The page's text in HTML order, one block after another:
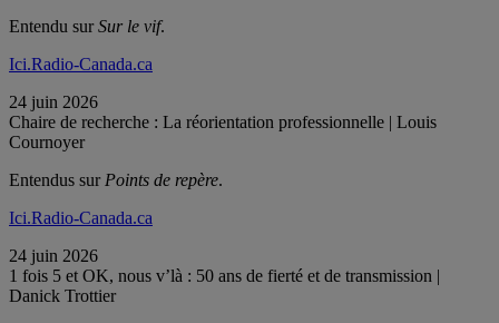
Entendu surSur le vif.
Ici.Radio-Canada.ca
24 juin 2026
Chaire de recherche : La réorientation professionnelle | Louis
Cournoyer
Entendus sur Points de repère.
Ici.Radio-Canada.ca
24 juin 2026
1 fois 5 et OK, nous v’là : 50 ans de fierté et de transmission |
Danick Trottier